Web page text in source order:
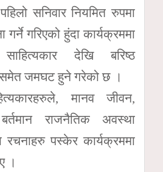
सनिवार नियमित रुपमा
गरिएको हुंदा कार्यक्रममा
देखि बरिष्ठ
समेत जमघट हुने गरेको छ ।
मानव जीवन,
राजनैतिक अवस्था
रचनाहरु पस्केर कार्यक्रममा
।